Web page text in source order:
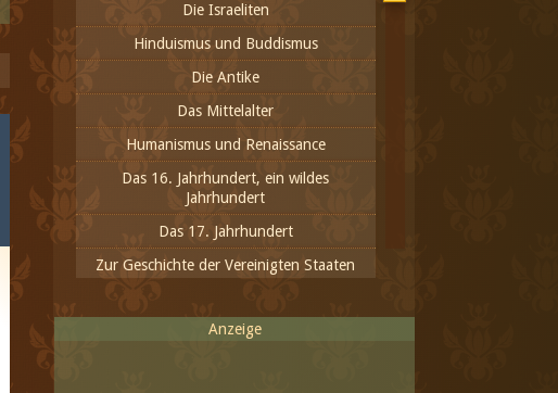
Die Israeliten
Hinduismus und Buddismus
Die Antike
Das Mittelalter
Humanismus und Renaissance
Das 16. Jahrhundert, ein wildes
Jahrhundert
Das 17. Jahrhundert
Zur Geschichte der Vereinigten Staaten
Das 18. Jahrhundert - Zeit der Aufklärung
und neuer Ideen
Anzeige